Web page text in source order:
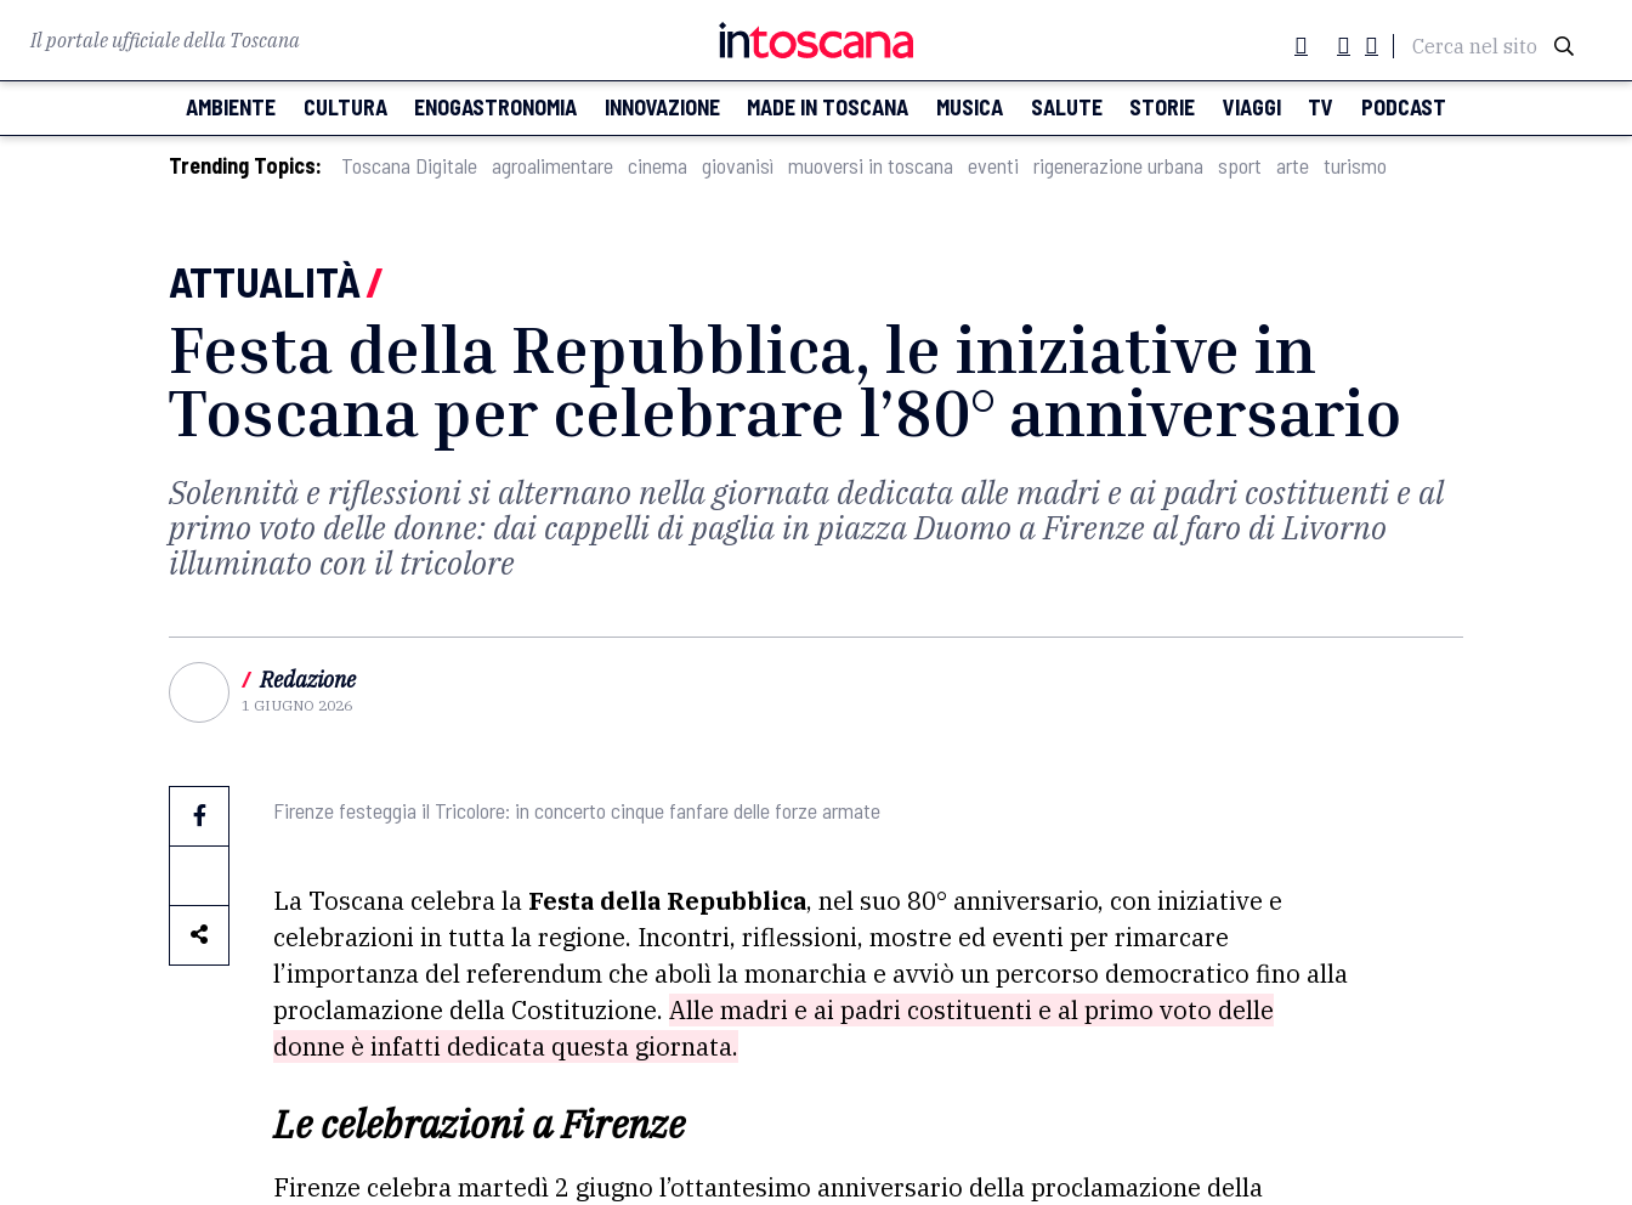
Il portale ufficiale della Toscana Cerca nel sito
AMBIENTE CULTURA ENOGASTRONOMIA INNOVAZIONE MADE IN TOSCANA MUSICA SALUTE STORIE VIAGGI TV PODCAST
Trending Topics: Toscana Digitale agroalimentare cinema giovanisì muoversi in toscana eventi rigenerazione urbana sport arte turismo
ATTUALITÀ/
Festa della Repubblica, le iniziative in
Toscana per celebrare l’80° anniversario
Solennità e riflessioni si alternano nella giornata dedicata alle madri e ai padri costituenti e al
primo voto delle donne: dai cappelli di paglia in piazza Duomo a Firenze al faro di Livorno
illuminato con il tricolore
/ Redazione
1 GIUGNO 2026
Firenze festeggia il Tricolore: in concerto cinque fanfare delle forze armate
La Toscana celebra la Festa della Repubblica, nel suo 80° anniversario, con iniziative e
celebrazioni in tutta la regione. Incontri, riflessioni, mostre ed eventi per rimarcare
l’importanza del referendum che abolì la monarchia e avviò un percorso democratico fino alla
proclamazione della Costituzione. Alle madri e ai padri costituenti e al primo voto delle
donne è infatti dedicata questa giornata.
Le celebrazioni a Firenze
Firenze celebra martedì 2 giugno l’ottantesimo anniversario della proclamazione della